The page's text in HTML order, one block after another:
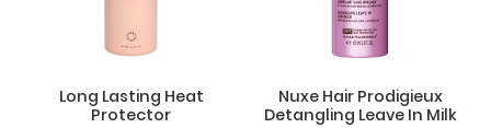
Long Lasting Heat
Protector
Nuxe Hair Prodigieux
Detangling Leave In Milk